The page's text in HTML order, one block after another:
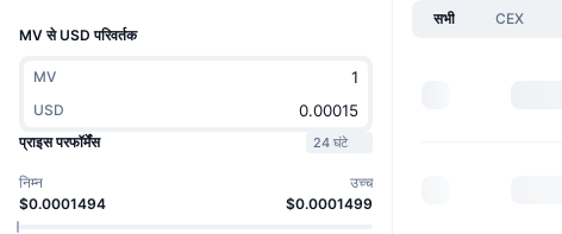
MV से USD परिवर्तक
MV
USD
प्राइस परफॉर्मेंस
24 घंटे
निम्न
$0.0001494
उच्च
$0.0001499
सभी CEX